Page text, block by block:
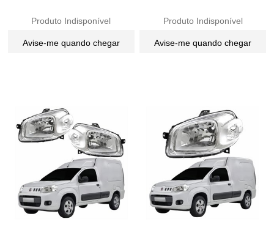
Produto Indisponível
Avise-me quando chegar
Produto Indisponível
Avise-me quando chegar